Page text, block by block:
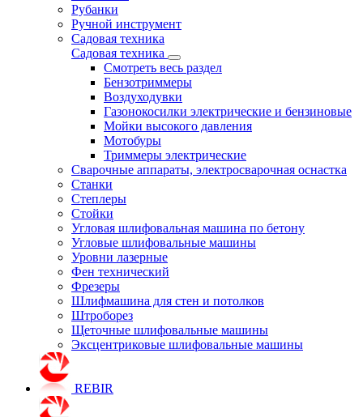
Рубанки
Ручной инструмент
Садовая техника
Садовая техника
Смотреть весь раздел
Бензотриммеры
Воздуходувки
Газонокосилки электрические и бензиновые
Мойки высокого давления
Мотобуры
Триммеры электрические
Сварочные аппараты, электросварочная оснастка
Станки
Степлеры
Стойки
Угловая шлифовальная машина по бетону
Угловые шлифовальные машины
Уровни лазерные
Фен технический
Фрезеры
Шлифмашина для стен и потолков
Штроборез
Щеточные шлифовальные машины
Эксцентриковые шлифовальные машины
REBIR